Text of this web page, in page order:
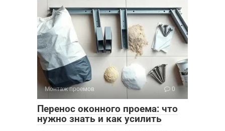
Монтаж проемов 0
Перенос оконного проема: что
нужно знать и как усилить